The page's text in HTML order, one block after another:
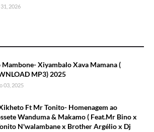
2026
Xiyambalo Xava Mamana (
MP3) 2025
03, 2025
Ft Mr Tonito- Homenagem ao
Wanduma & Makamo ( Feat.Mr Bino x
N'walambane x Brother Argélio x Dj